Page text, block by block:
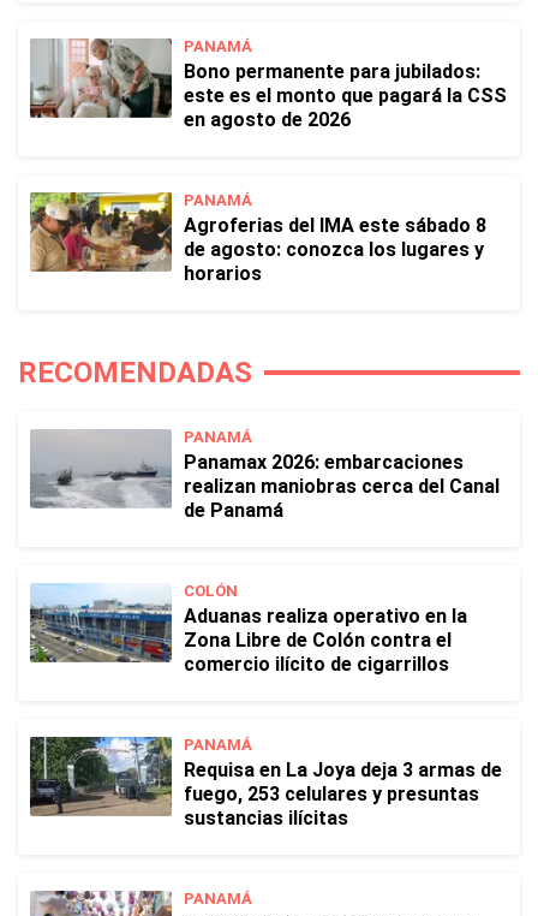
PANAMÁ
Bono permanente para jubilados:
este es el monto que pagará la CSS
en agosto de 2026
PANAMÁ
Agroferias del IMA este sábado 8
de agosto: conozca los lugares y
horarios
RECOMENDADAS
PANAMÁ
Panamax 2026: embarcaciones
realizan maniobras cerca del Canal
de Panamá
COLÓN
Aduanas realiza operativo en la
Zona Libre de Colón contra el
comercio ilícito de cigarrillos
PANAMÁ
Requisa en La Joya deja 3 armas de
fuego, 253 celulares y presuntas
sustancias ilícitas
PANAMÁ